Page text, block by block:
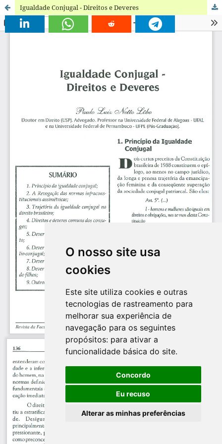
O nosso site usa
cookies
Este site utiliza cookies e outras
tecnologias de rastreamento para
melhorar sua experiência de
navegação para os seguintes
propósitos: para ativar a
funcionalidade básica do site.
Concordo
Eu recuso
Alterar as minhas preferências
Igualdade Conjugal - Direitos e Deveres